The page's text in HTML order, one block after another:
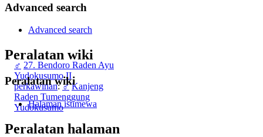
♂ 27. Bendoro Raden Ayu
Yudokusumo II
perkawinan:♂ Kanjeng
Raden Tumenggung
Yudokusumo
Advanced search
Advanced search
Peralatan wiki
Peralatan wiki
Halaman istimewa
Peralatan halaman